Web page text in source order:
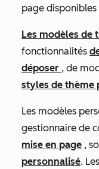
page disponibles
Les modèles de
fonctionnalités
déposer , de
styles de thème
Les modèles
gestionnaire de
mise en page ,
personnalisé.